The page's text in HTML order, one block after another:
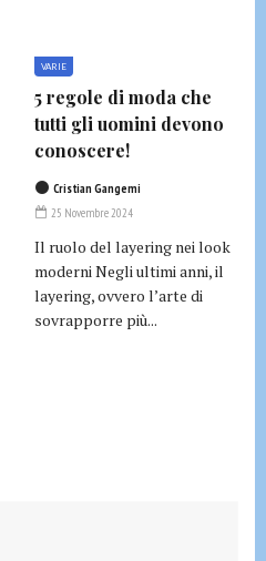
VARIE
5 regole di moda che
tutti gli uomini devono
conoscere!
Cristian Gangemi
25 Novembre 2024
Il ruolo del layering nei look
moderni Negli ultimi anni, il
layering, ovvero l’arte di
sovrapporre più...